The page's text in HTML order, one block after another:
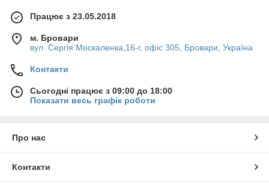
Працює з 23.05.2018
м. Бровари
вул. Сергія Москаленка,16-г, офіс 305, Бровари, Україна
Контакти
Сьогодні працює з 09:00 до 18:00
Показати весь графік роботи
Про нас
Контакти